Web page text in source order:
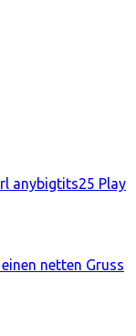
anybigtits25 Play
netten Gruss